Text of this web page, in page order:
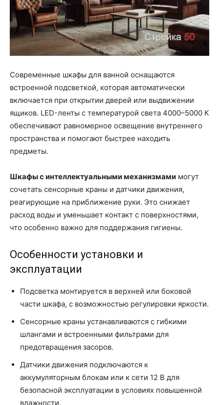
Современные шкафы для ванной оснащаются
встроенной подсветкой, которая автоматически
включается при открытии дверей или выдвижении
ящиков. LED-ленты с температурой света 4000–5000 К
обеспечивают равномерное освещение внутреннего
пространства и помогают быстрее находить
предметы.
Шкафы с интеллектуальными механизмами могут
сочетать сенсорные краны и датчики движения,
реагирующие на приближение руки. Это снижает
расход воды и уменьшает контакт с поверхностями,
что особенно важно для поддержания гигиены.
Особенности установки и
эксплуатации
Подсветка монтируется в верхней или боковой
части шкафа, с возможностью регулировки яркости.
Сенсорные краны устанавливаются с гибкими
шлангами и встроенными фильтрами для
предотвращения засоров.
Датчики движения подключаются к
аккумуляторным блокам или к сети 12 В для
безопасной эксплуатации в условиях повышенной
влажности.